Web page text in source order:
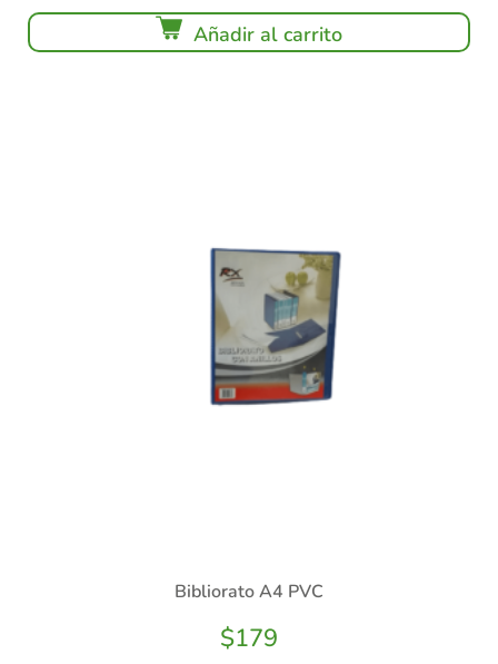
Añadir al carrito
Bibliorato A4 PVC
$179